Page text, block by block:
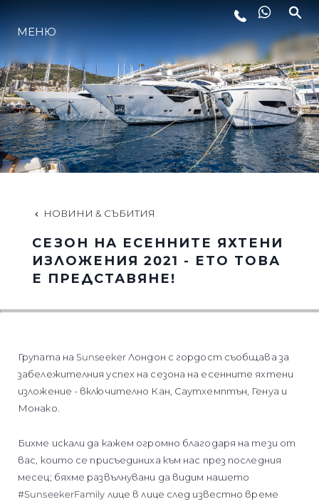
ЛАЙФСТАЙЛ
ИНОВАЦИЯ
КОМПАНИЯТА
ЕКИПЪТ
НАСЛЕДСТВО
ОЦЕНЕТЕ ВАШАТА ЯХТА
МЕНЮ
НОВИНИ & СЪБИТИЯ
СЕЗОН НА ЕСЕННИТЕ ЯХТЕНИ
ИЗЛОЖЕНИЯ 2021 - ЕТО ТОВА
Е ПРЕДСТАВЯНЕ!
Групата на Sunseeker Лондон с гордост съобщава за
забележителния успех на сезона на есенните яхтени
изложение - включително Кан, Саутхемптън, Генуа и
Монако.
Бихме искали да кажем огромно благодаря на тези от
вас, които се присъединиха към нас през последния
месец; бяхме развълнувани да видим нашето
#SunseekerFamily лице в лице след известно време